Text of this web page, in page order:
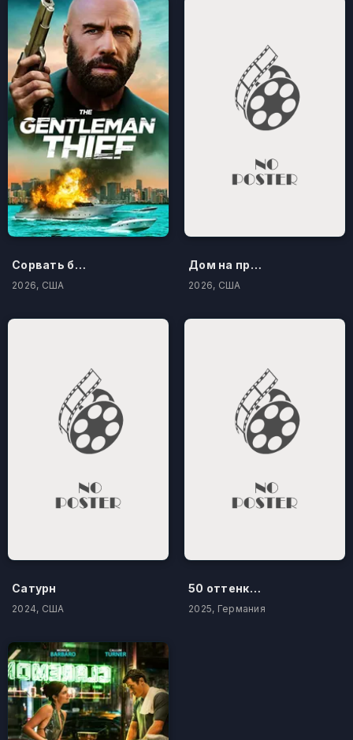
Сорвать банк 3: Вор-джентльмен
2026, США
Дом на проклятом холме
2026, США
Сатурн
2024, США
50 оттенков бестселлера
2025, Германия